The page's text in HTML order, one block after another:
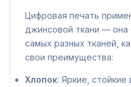
Цифровая печать
джинсовой ткани —
самых разных тканей,
свои преимущества:
Хлопок: Яркие, стойкие